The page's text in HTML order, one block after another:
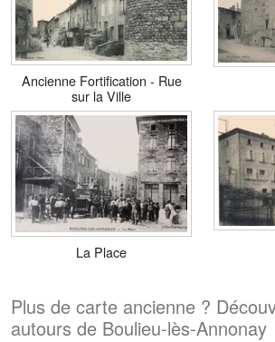
Ancienne Fortification - Rue
sur la Ville
La Place
Plus de carte ancienne ?
autours de Boulieu-lès-Annonay